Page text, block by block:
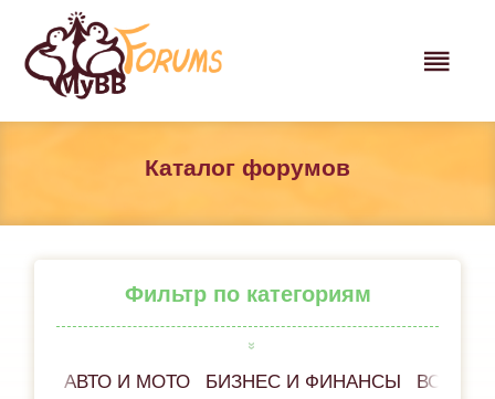
Каталог форумов
Фильтр по категориям
АВТО И МОТО БИЗНЕС И ФИНАНСЫ ВСЁ